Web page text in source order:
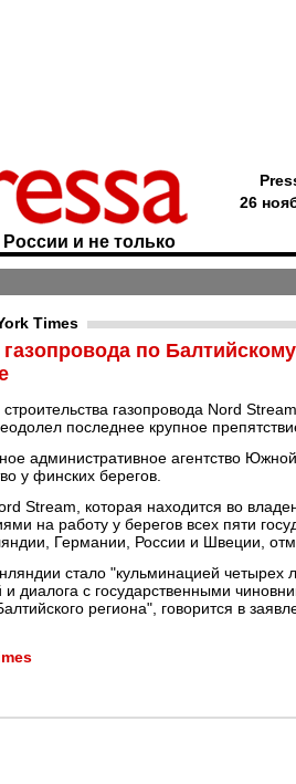
и не только
26
Times
газопровода по
газопровода Nord
последнее крупное
административное агентство
у финских берегов.
Stream, которая находится во
на работу у берегов всех пяти
Германии, России и Швеции,
стало "кульминацией четырех
и диалога с государственными
региона", говорится в